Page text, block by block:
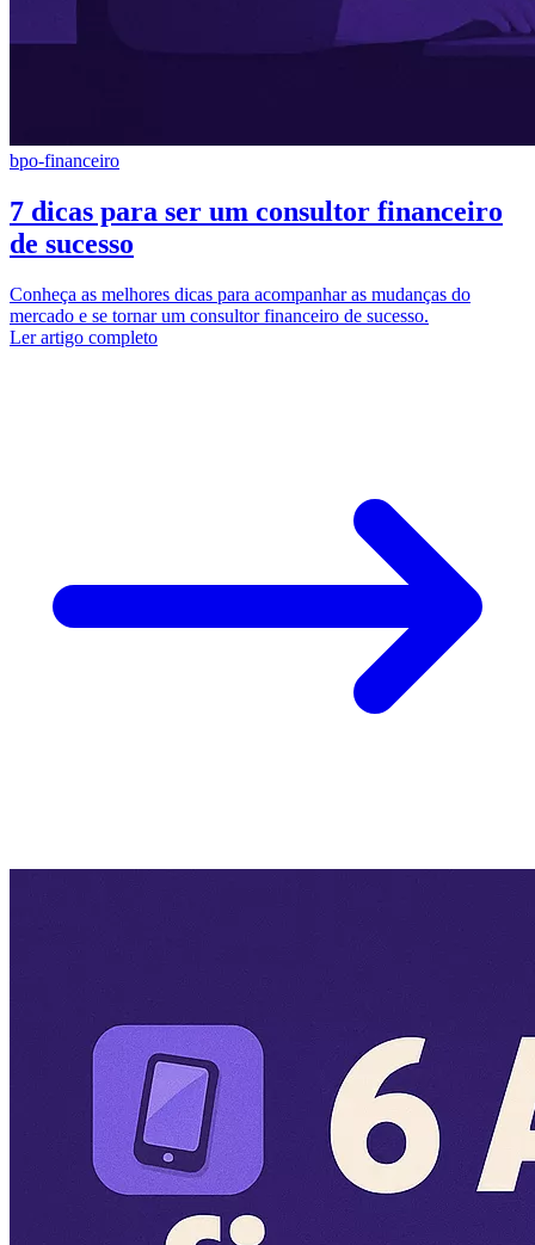
bpo-financeiro
7 dicas para ser um consultor financeiro
de sucesso
Conheça as melhores dicas para acompanhar as mudanças do
mercado e se tornar um consultor financeiro de sucesso.
Ler artigo completo